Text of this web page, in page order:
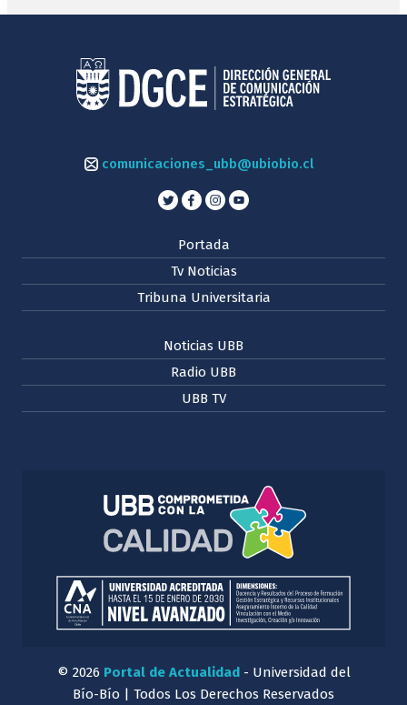
comunicaciones_ubb@ubiobio.cl
Portada
Tv Noticias
Tribuna Universitaria
Noticias UBB
Radio UBB
UBB TV
© 2026 Portal de Actualidad- Universidad del
Bío-Bío | Todos Los Derechos Reservados